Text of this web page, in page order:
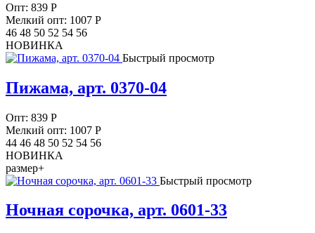
Опт: 839 Р
Мелкий опт: 1007 Р
46 48 50 52 54 56
НОВИНКА
Быстрый просмотр
Пижама, арт. 0370-04
Опт: 839 Р
Мелкий опт: 1007 Р
44 46 48 50 52 54 56
НОВИНКА
размер+
Быстрый просмотр
Ночная сорочка, арт. 0601-33